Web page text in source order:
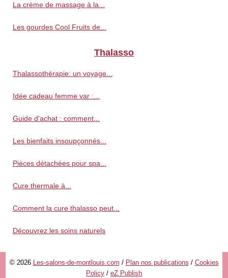
La crème de massage à la...
Les gourdes Cool Fruits de...
Thalasso
Thalassothérapie: un voyage...
Idée cadeau femme var :...
Guide d'achat : comment...
Les bienfaits insoupçonnés...
Pièces détachées pour spa...
Cure thermale à...
Comment la cure thalasso peut...
Découvrez les soins naturels
© 2026 Les-salons-de-montlouis.com / Plan nos publications / Cookies
Policy / eZ Publish